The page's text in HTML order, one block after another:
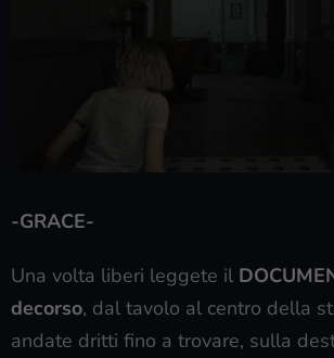
-GRACE-
Una volta liberi leggete il
decorso, dal tavolo al centro della
andate dritti fino a trovare, sulla